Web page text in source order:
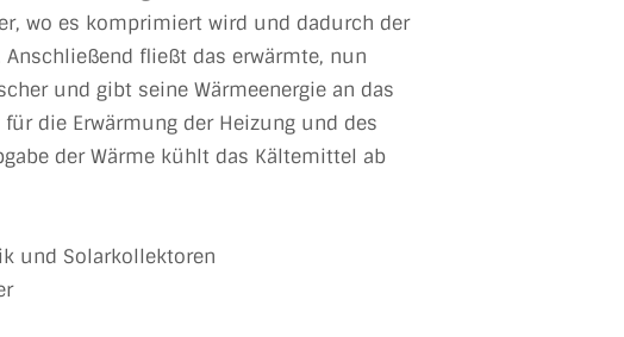
wo es komprimiert wird und dadurch der
fließt das erwärmte, nun
und gibt seine Wärmeenergie an das
die Erwärmung der Heizung und des
der Wärme kühlt das Kältemittel ab
und Solarkollektoren